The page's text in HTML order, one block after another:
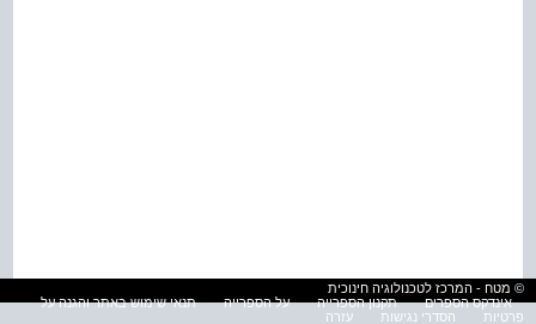
© מטח - המרכז לטכנולוגיה חינוכית
אינדקס הספרים
תקנון הספרייה על הספרייה
תנאי שימוש באתר והגנה על
פרטיות
הסדרי נגישות עזרה